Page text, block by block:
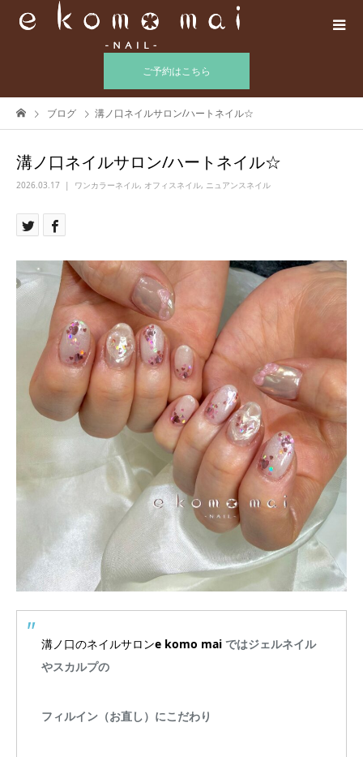
ご予約はこちら
ブログ 溝ノ口ネイルサロン/ハートネイル☆
溝ノ口ネイルサロン/ハートネイル☆
2026.03.17 ワンカラーネイル, オフィスネイル, ニュアンスネイル
溝ノ口のネイルサロンe komo mai ではジェルネイル
やスカルプの
フィルイン（お直し）にこだわり